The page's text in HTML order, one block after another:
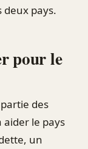
deux pays.
pour le
des
aider le pays
un